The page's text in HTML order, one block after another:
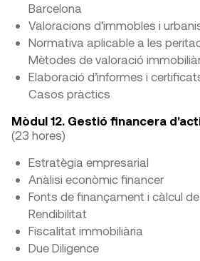
Barcelona
Valoracions d’immobles i
Normativa aplicable a les
Mètodes de valoració
Elaboració d’informes i
Casos pràctics
Mòdul 12. Gestió financera
(23 hores)
Estratègia empresarial
Anàlisi econòmic financer
Fonts de finançament i càlcul
Rendibilitat
Fiscalitat immobiliària
Due Diligence